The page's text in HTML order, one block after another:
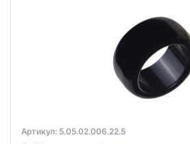
Артикул: 5.05.02.006.22.5